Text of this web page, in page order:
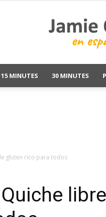
15 MINUTES 30 MINUTES
gluten rico para todos